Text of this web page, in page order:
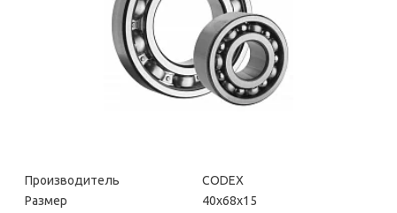
Производитель
CODEX
Размер
40х68х15